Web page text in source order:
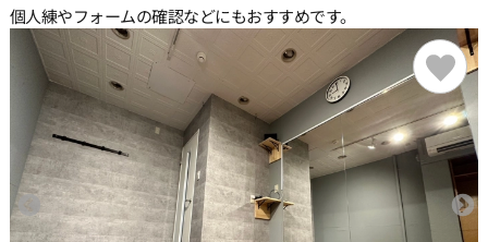
個人練やフォームの確認などにもおすすめです。